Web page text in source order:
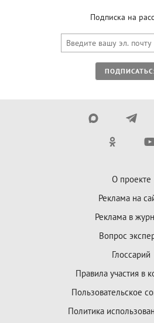
Подписка на
О проекте
Реклама на
Реклама в
Вопрос
Глоссарий
Правила участия в
Пользовательское
Политика